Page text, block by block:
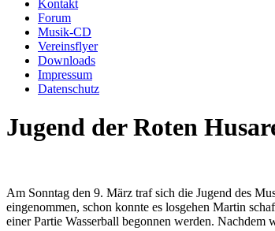
Kontakt
Forum
Musik-CD
Vereinsflyer
Downloads
Impressum
Datenschutz
Jugend der Roten
Am Sonntag den 9. März traf sich die Jugend des
eingenommen, schon konnte es losgehen Martin
einer Partie Wasserball begonnen werden. Nachdem